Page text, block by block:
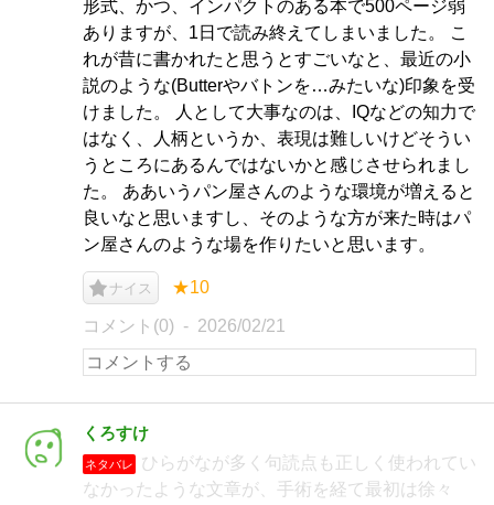
形式、かつ、インパクトのある本で500ページ弱
ありますが、1日で読み終えてしまいました。 こ
れが昔に書かれたと思うとすごいなと、最近の小
説のような(Butterやバトンを…みたいな)印象を受
けました。 人として大事なのは、IQなどの知力で
はなく、人柄というか、表現は難しいけどそうい
うところにあるんではないかと感じさせられまし
た。 ああいうパン屋さんのような環境が増えると
良いなと思いますし、そのような方が来た時はパ
ン屋さんのような場を作りたいと思います。
ナイス ★10
コメント(0) 2026/02/21
くろすけ
ネタバレ
ひらがなが多く句読点も正しく使われてい
なかったような文章が、手術を経て最初は徐々